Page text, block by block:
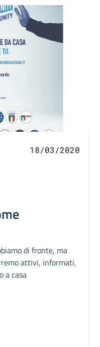
18/03/2020
di fronte, ma
attivi, informati,
a casa